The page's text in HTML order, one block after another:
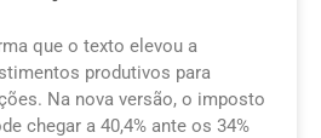
que o texto elevou a
produtivos para
Na nova versão, o imposto
chegar a 40,4% ante os 34%